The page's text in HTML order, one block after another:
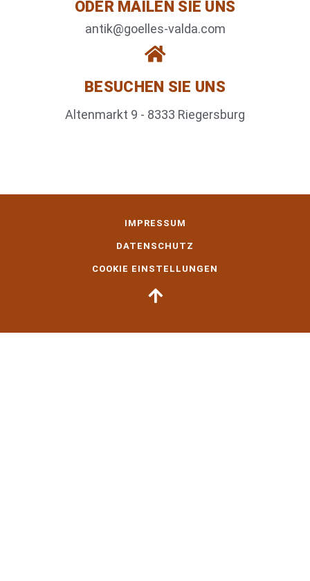
ODER MAILEN SIE UNS
antik@goelles-valda.com
BESUCHEN SIE UNS
Altenmarkt 9 - 8333 Riegersburg
IMPRESSUM
DATENSCHUTZ
COOKIE EINSTELLUNGEN